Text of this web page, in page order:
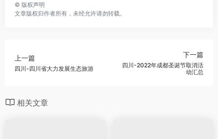
© 版权声明
文章版权归作者所有，未经允许请勿转载。
上一篇
四川-四川省大力发展生态旅游
下一篇
四川-2022年成都圣诞节取消活
动汇总
相关文章